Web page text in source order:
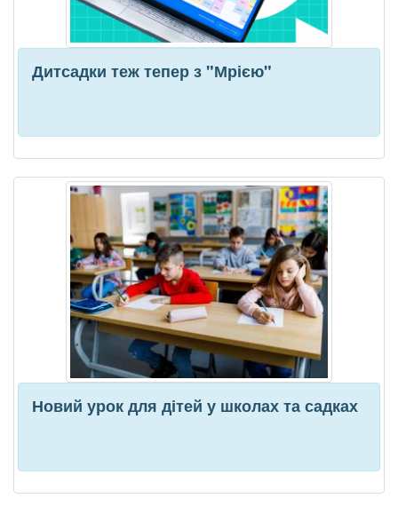
Дитсадки теж тепер з "Мрією"
Новий урок для дітей у школах та садках